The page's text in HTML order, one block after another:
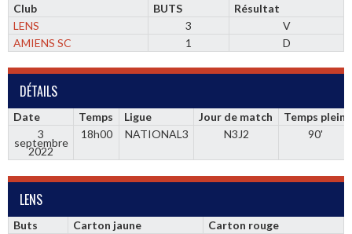
Club BUTS
Résultat
LENS
3
V
AMIENS SC
1 D
DÉTAILS
Date Temps Ligue Jour de match
Temps plein
3
septembre
2022
18h00 NATIONAL3 N3J2 90'
LENS
Buts Carton jaune
Carton rouge